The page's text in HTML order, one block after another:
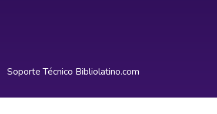
Soporte Técnico Bibliolatino.com